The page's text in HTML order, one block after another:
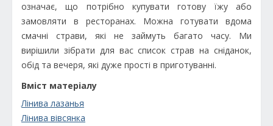
означає, що потрібно купувати готову їжу або
замовляти в ресторанах. Можна готувати вдома
смачні страви, які не займуть багато часу. Ми
вирішили зібрати для вас список страв на сніданок,
обід та вечеря, які дуже прості в приготуванні.
Вміст матеріалу
Лінива лазанья
Лінива вівсянка